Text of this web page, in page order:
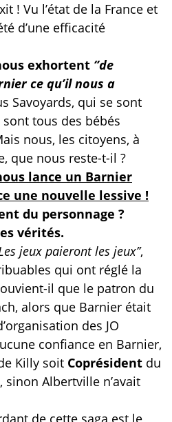
! Vu l’état de la France et
d’une efficacité
exhortent ‘’de
ce qu’il nous a
Savoyards, qui se sont
tous des bébés
nous, les citoyens, à
que nous reste-t-il ?
lance un Barnier
une nouvelle lessive !
du personnage ?
vérités.
jeux paieront les jeux’’,
qui ont réglé la
il que le patron du
alors que Barnier était
des JO
confiance en Barnier,
Killy soit Coprésident du
sinon Albertville n’avait